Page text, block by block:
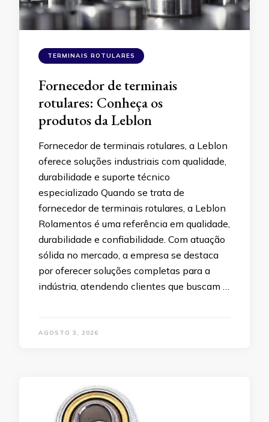
TERMINAIS ROTULARES
Fornecedor de terminais
rotulares: Conheça os
produtos da Leblon
Fornecedor de terminais rotulares, a Leblon
oferece soluções industriais com qualidade,
durabilidade e suporte técnico
especializado Quando se trata de
fornecedor de terminais rotulares, a Leblon
Rolamentos é uma referência em qualidade,
durabilidade e confiabilidade. Com atuação
sólida no mercado, a empresa se destaca
por oferecer soluções completas para a
indústria, atendendo clientes que buscam …
AGOSTO 3, 2026